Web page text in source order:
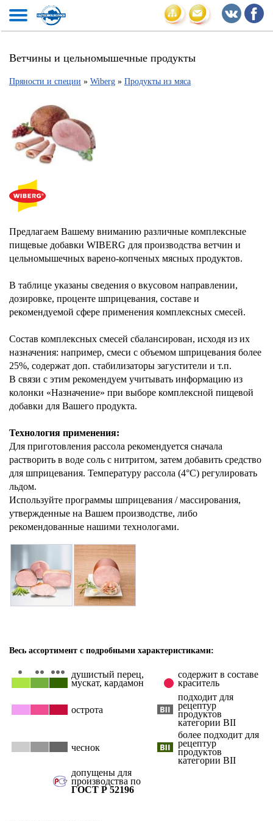
Ветчины и цельномышечные продукты
Пряности и специи » Wiberg » Продукты из мяса
Предлагаем Вашему вниманию различные комплексные
пищевые добавки WIBERG для производства ветчин и
цельномышечных варено-копченых мясных продуктов.
В таблице указаны сведения о вкусовом направлении,
дозировке, проценте шприцевания, составе и
рекомендуемой сфере применения комплексных смесей.
Состав комплексных смесей сбалансирован, исходя из их
назначения: например, смеси с объемом шприцевания более
25%, содержат доп. стабилизаторы загустители и т.п.
В связи с этим рекомендуем учитывать информацию из
колонки «Назначение» при выборе комплексной пищевой
добавки для Вашего продукта.
Технология применения:
Для приготовления рассола рекомендуется сначала
растворить в воде соль с нитритом, затем добавить средство
для шприцевания. Температуру рассола (4°С) регулировать
льдом.
Используйте программы шприцевания / массирования,
утвержденные на Вашем производстве, либо
рекомендованные нашими технологами.
Весь ассортимент с подробными характеристиками:
душистый перец,
мускат, кардамон
содержит в составе
краситель
острота
подходит для
рецептур
продуктов
категории ВII
чеснок
более подходит для
рецептур
продуктов
категории ВII
допущены для
производства по
ГОСТ Р 52196